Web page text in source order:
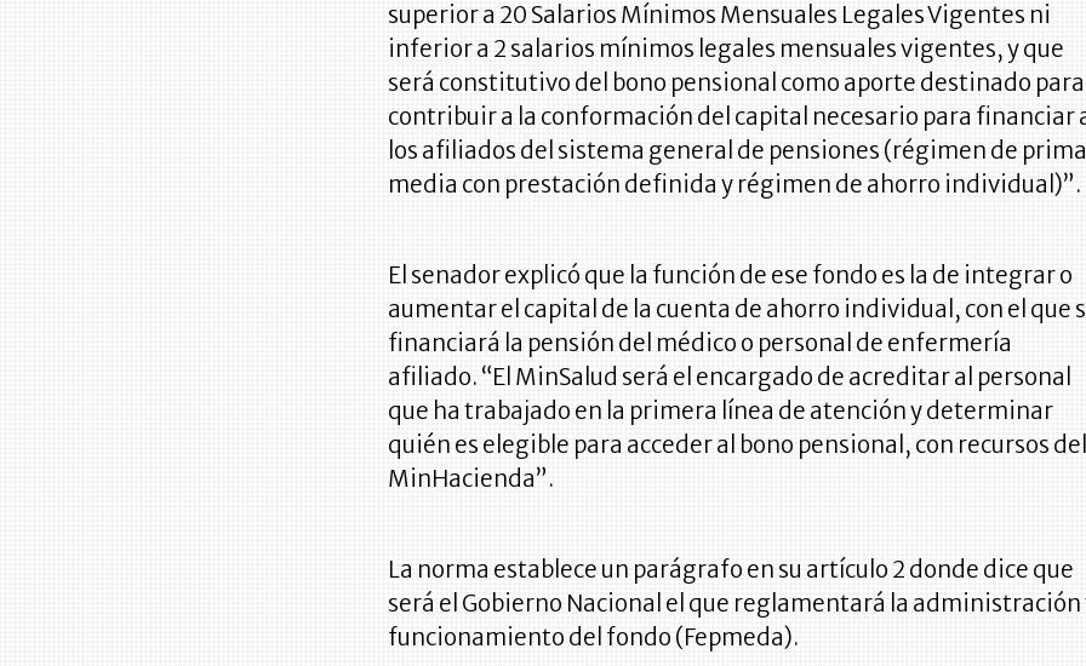
superior a 20 Salarios Mínimos Mensuales Legales Vigentes ni
inferior a 2 salarios mínimos legales mensuales vigentes, y que
será constitutivo del bono pensional como aporte destinado para
contribuir a la conformación del capital necesario para financiar
los afiliados del sistema general de pensiones (régimen de prima
media con prestación definida y régimen de ahorro individual)”.
El senador explicó que la función de ese fondo es la de integrar o
aumentar el capital de la cuenta de ahorro individual, con el que
financiará la pensión del médico o personal de enfermería
afiliado. “El MinSalud será el encargado de acreditar al personal
que ha trabajado en la primera línea de atención y determinar
quién es elegible para acceder al bono pensional, con recursos del
MinHacienda”.
La norma establece un parágrafo en su artículo 2 donde dice que
será el Gobierno Nacional el que reglamentará la administración
funcionamiento del fondo (Fepmeda).